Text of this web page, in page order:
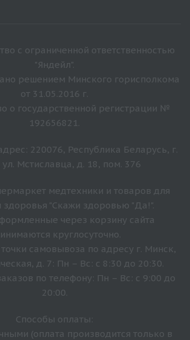
с ограниченной ответственностью
"Яндейл".
решением Минского горисполкома
от 31.05.2016 г.
о государственной регистрации №
192656821.
220076, Республика Беларусь, г.
Мстиславца, д. 18, пом. 376
медтехники и товаров для
здоровья "Скажи здоровью "Да!".
через корзину сайта
круглосуточно.
самовывоза по адресу г. Минск,
д. 7: Пн – Вс: с 8:30 до 20:30.
по телефону: Пн – Вс: с 9:00 до
20:00.
Способы оплаты:
(оплата производится только в